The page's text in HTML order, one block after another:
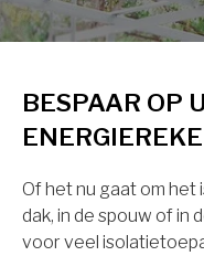
BESPAAR OP
Of het nu gaat om
dak, in de spouw of in
voor veel